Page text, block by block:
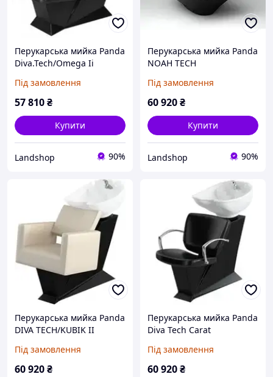
Перукарська мийка Panda
Diva.Tech/Omega Ii
Під замовлення
57 810₴
Купити
Landshop 90%
Перукарська мийка Panda
NOAH TECH
Під замовлення
60 920₴
Купити
Landshop 90%
Перукарська мийка Panda
DIVA TECH/KUBIK II
Під замовлення
60 920₴
Перукарська мийка Panda
Diva Tech Carat
Під замовлення
60 920₴